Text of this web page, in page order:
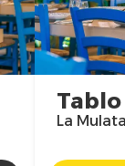
La